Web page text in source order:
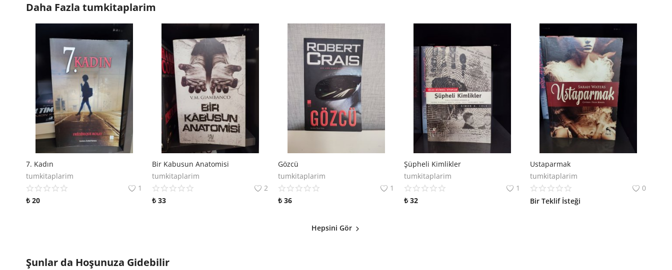
Daha Fazla tumkitaplarim
7. Kadın
tumkitaplarim
1
₺ 20
Bir Kabusun Anatomisi
tumkitaplarim
2
₺ 33
Gözcü
tumkitaplarim
1
₺ 36
Şüpheli Kimlikler
tumkitaplarim
1
₺ 32
Ustaparmak
tumkitaplarim
0
Bir Teklif İsteği
Hepsini Gör
Şunlar da Hoşunuza Gidebilir